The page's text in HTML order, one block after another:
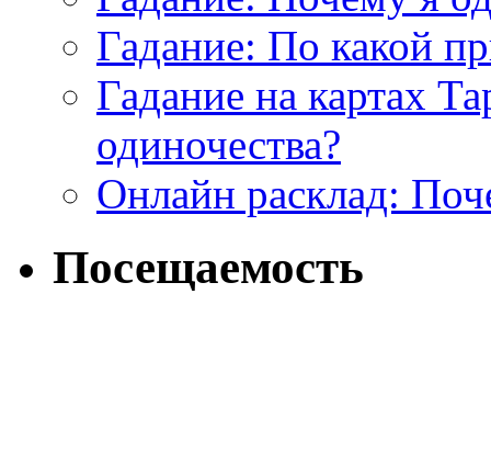
Гадание: По какой
Гадание на картах
одиночества?
Онлайн расклад:
Посещаемость